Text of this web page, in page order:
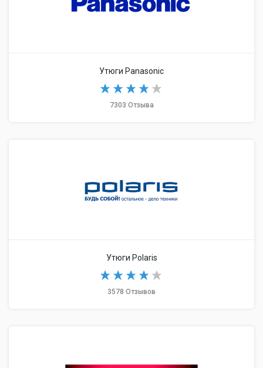
Утюги Panasonic
7303 Отзыва
Утюги Polaris
3578 Отзывов